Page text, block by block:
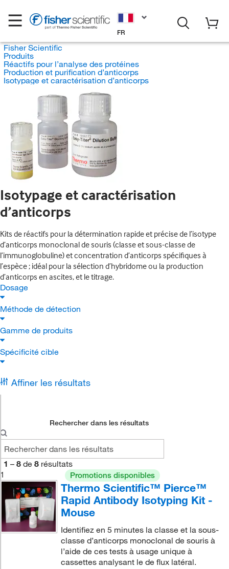
FR
Fisher Scientific
Produits
Réactifs pour l’analyse des protéines
Production et purification d’anticorps
Isotypage et caractérisation d’anticorps
Isotypage et caractérisation
d’anticorps
Kits de réactifs pour la détermination rapide et précise de l’isotype
d’anticorps monoclonal de souris (classe et sous-classe de
l’immunoglobuline) et concentration d’anticorps spécifiques à
l’espèce ; idéal pour la sélection d’hybridome ou la production
d’anticorps en ascites, et le titrage.
Dosage
Méthode de détection
Gamme de produits
Spécificité cible
Affiner les résultats
Rechercher dans les résultats
1 – 8 de 8 résultats
1
Promotions disponibles
Thermo Scientific™ Pierce™
Rapid Antibody Isotyping Kit -
Mouse
Identifiez en 5 minutes la classe et la sous-
classe d’anticorps monoclonal de souris à
l’aide de ces tests à usage unique à
cassettes analysant le de flux latéral.